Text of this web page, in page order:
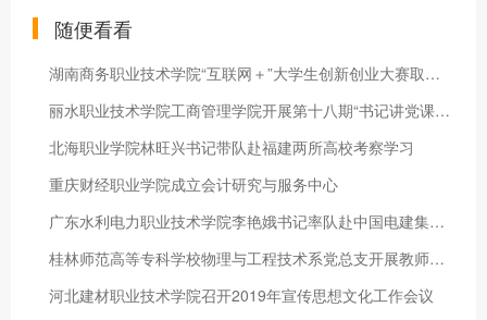
随便看看
湖南商务职业技术学院“互联网＋”大学生创新创业大赛取得新突破
丽水职业技术学院工商管理学院开展第十八期“书记讲党课”活动
北海职业学院林旺兴书记带队赴福建两所高校考察学习
重庆财经职业学院成立会计研究与服务中心
广东水利电力职业技术学院李艳娥书记率队赴中国电建集团国际工程有限公司开展访企拓岗促就业专项活动
桂林师范高等专科学校物理与工程技术系党总支开展教师教学质量提
河北建材职业技术学院召开2019年宣传思想文化工作会议